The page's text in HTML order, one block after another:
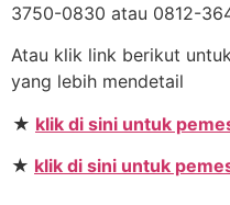
3750-0830 atau 0812-
Atau klik link berikut
yang lebih mendetail
★ klik di sini untuk
★ klik di sini untuk